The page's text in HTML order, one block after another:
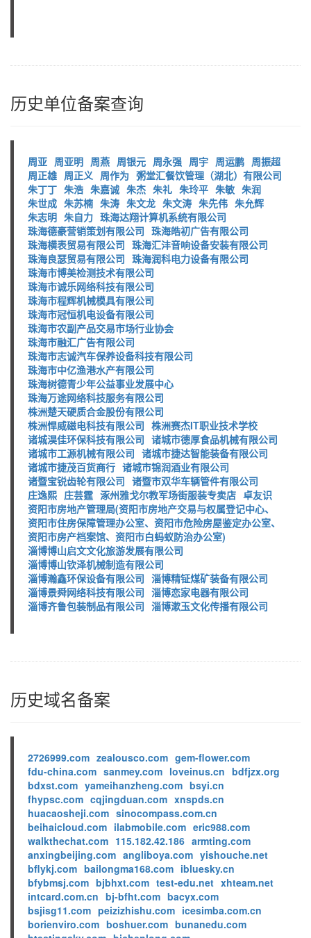
历史单位备案查询
周亚 周亚明 周燕 周银元 周永强 周宇 周运鹏 周振超
周正雄 周正义 周作为 粥堂汇餐饮管理（湖北）有限公司
朱丁丁 朱浩 朱嘉诚 朱杰 朱礼 朱玲平 朱敏 朱润
朱世成 朱苏楠 朱涛 朱文龙 朱文涛 朱先伟 朱允辉
朱志明 朱自力 珠海达翔计算机系统有限公司
珠海德豪营销策划有限公司 珠海皓初广告有限公司
珠海横表贸易有限公司 珠海汇沣音响设备安装有限公司
珠海良瑟贸易有限公司 珠海润科电力设备有限公司
珠海市博美检测技术有限公司
珠海市诚乐网络科技有限公司
珠海市程辉机械模具有限公司
珠海市冠恒机电设备有限公司
珠海市农副产品交易市场行业协会
珠海市融汇广告有限公司
珠海市志诚汽车保养设备科技有限公司
珠海市中亿渔港水产有限公司
珠海树德青少年公益事业发展中心
珠海万途网络科技服务有限公司
株洲楚天硬质合金股份有限公司
株洲悍威磁电科技有限公司 株洲赛杰IT职业技术学校
诸城淏佳环保科技有限公司 诸城市德厚食品机械有限公司
诸城市工源机械有限公司 诸城市捷达智能装备有限公司
诸城市捷茂百货商行 诸城市锦润酒业有限公司
诸暨宝锐齿轮有限公司 诸暨市双华车辆管件有限公司
庄逸熙 庄芸霆 涿州雅戈尔教军场街服装专卖店 卓友识
资阳市房地产管理局(资阳市房地产交易与权属登记中心、
资阳市住房保障管理办公室、资阳市危险房屋鉴定办公室、
资阳市房产档案馆、资阳市白蚂蚁防治办公室)
淄博博山启文文化旅游发展有限公司
淄博博山钦泽机械制造有限公司
淄博瀚鑫环保设备有限公司 淄博精钲煤矿装备有限公司
淄博景舜网络科技有限公司 淄博恋家电器有限公司
淄博齐鲁包装制品有限公司 淄博漱玉文化传播有限公司
历史域名备案
2726999.com zealousco.com gem-flower.com
fdu-china.com sanmey.com loveinus.cn bdfjzx.org
bdxst.com yameihanzheng.com bsyi.cn
fhypsc.com cqjingduan.com xnspds.cn
huacaosheji.com sinocompass.com.cn
beihaicloud.com ilabmobile.com eric988.com
walkthechat.com 115.182.42.186 armting.com
anxingbeijing.com angliboya.com yishouche.net
bflykj.com bailongma168.com ibluesky.cn
bfybmsj.com bjbhxt.com test-edu.net xhteam.net
intcard.com.cn bj-bfht.com bacyx.com
bsjisg11.com peizizhishu.com icesimba.com.cn
borienviro.com boshuer.com bunanedu.com